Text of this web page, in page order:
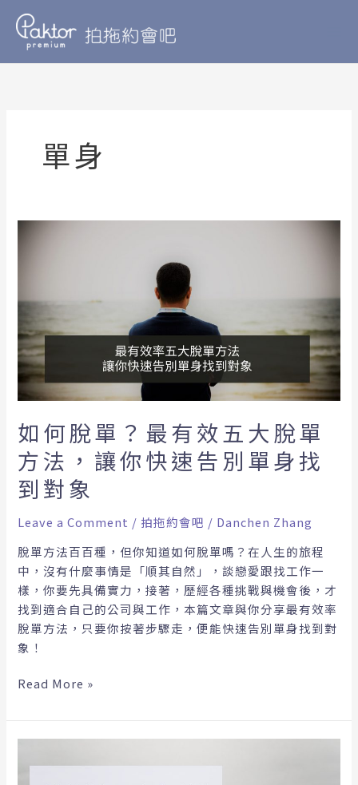
content
單身
如何脫單？最有效五大脫單
方法，讓你快速告別單身找
到對象
Leave a Comment / 拍拖約會吧 / Danchen Zhang
脫單方法百百種，但你知道如何脫單嗎？在人生的旅程
中，沒有什麼事情是「順其自然」，談戀愛跟找工作一
樣，你要先具備實力，接著，歷經各種挑戰與機會後，才
找到適合自己的公司與工作，本篇文章與你分享最有效率
脫單方法，只要你按著步驟走，便能快速告別單身找到對
象！
最
有
效
五
大
脫
單
方
法，
讓
你
快
告
別
單
身
找
到
象
Read More »
什